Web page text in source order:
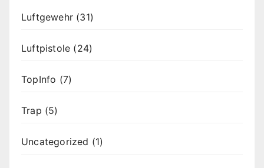
Luftgewehr (31)
Luftpistole (24)
TopInfo (7)
Trap (5)
Uncategorized (1)